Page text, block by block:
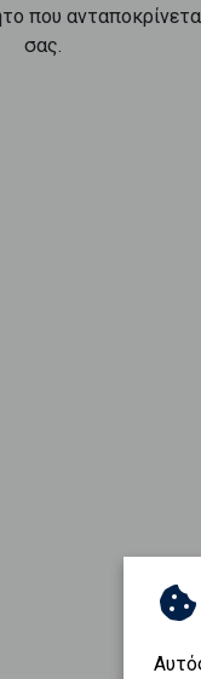
που
σας.